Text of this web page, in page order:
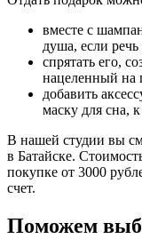
вместе с
душа, если
спрятать его,
нацеленный на
добавить
маску для сна,
В нашей студии вы
в Батайске.
покупке от 3000
счет.
Поможем